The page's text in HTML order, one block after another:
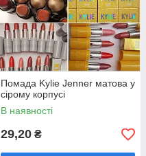
Помада Kylie Jenner матова у
сірому корпусі
В наявності
29,20 ₴